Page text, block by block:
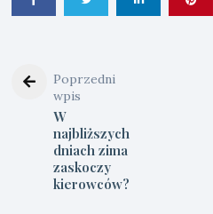
Poprzedni
wpis
W
najbliższych
dniach zima
zaskoczy
kierowców?